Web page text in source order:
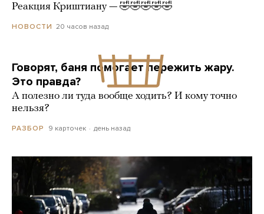
Реакция Криштиану — 🤣🤣🤣🤣🤣
НОВОСТИ 20 часов назад
Говорят, баня помогает пережить жару.
Это правда?
А полезно ли туда вообще ходить? И кому точно
нельзя?
РАЗБОР 9 карточек день назад